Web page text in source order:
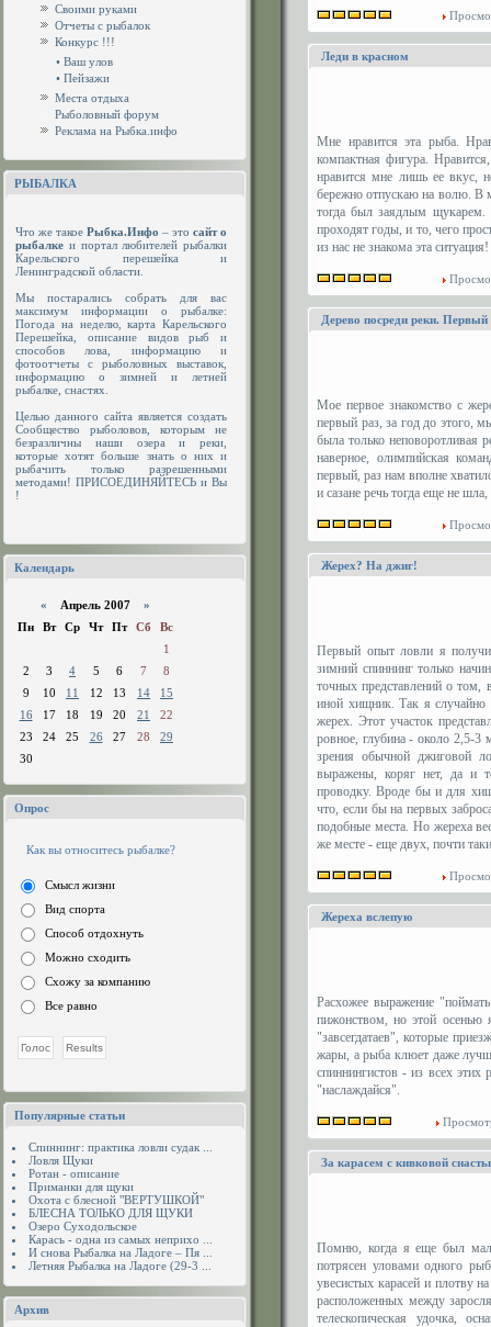
Своими руками
Отчеты с рыбалок
Конкурс !!!
• Ваш улов
• Пейзажи
Места отдыха
Рыболовный форум
Реклама на Рыбка.инфо
РЫБАЛКА
Что же такое Рыбка.Инфо – это сайт о
рыбалке и портал любителей рыбалки
Карельского перешейка и
Ленинградской области.
Мы постарались собрать для вас
максимум информации о рыбалке:
Погода на неделю, карта Карельского
Перешейка, описание видов рыб и
способов лова, информацию и
фотоотчеты с рыболовных выставок,
информацию о зимней и летней
рыбалке, снастях.
Целью данного сайта является создать
Сообщество рыболовов, которым не
безразличны наши озера и реки,
которые хотят больше знать о них и
рыбачить только разрешенными
методами! ПРИСОЕДИНЯЙТЕСЬ и Вы
!
Календарь
« Апрель 2007 »
Пн
Вт Ср Чт Пт Сб
Вс
1
2
3 4 5 6 7
8
9
10 11 12 13 14
15
16
17 18 19 20 21
22
23
24 25 26 27 28
29
30
Опрос
Как вы относитесь рыбалке?
Смысл жизни
Вид спорта
Способ отдохнуть
Можно сходить
Схожу за компанию
Все равно
Популярные статьи
Спиннинг: практика ловли судак ...
Ловля Щуки
Ротан - описание
Приманки для щуки
Охота с блесной "ВЕРТУШКОЙ"
БЛЕСНА ТОЛЬКО ДЛЯ ЩУКИ
Озеро Суходольское
Карась - одна из самых неприхо ...
И снова Рыбалка на Ладоге – Пя ...
Летняя Рыбалка на Ладоге (29-3 ...
Архив
Леди в красном
Мне нравится эта рыба.
компактная фигура.
нравится мне лишь ее вкус,
бережно отпускаю на волю. В
тогда был заядлым щукарем.
проходят годы, и то, чего
из нас не знакома эта ситуация!
Дерево посреди реки. Первый
Мое первое знакомство с
первый раз, за год до этого,
была только неповоротливая
наверное, олимпийская
первый, раз нам вполне
и сазане речь тогда еще не
Жерех? На джиг!
Первый опыт ловли я
зимний спиннинг только
точных представлений о том,
иной хищник. Так я случайно
жерех. Этот участок
ровное, глубина - около 2,5-3
зрения обычной джиговой
выражены, коряг нет, да и
проводку. Вроде бы и для
что, если бы на первых
подобные места. Но жереха
же месте - еще двух, почти
Жереха вслепую
Расхожее выражение
пижонством, но этой осенью
"завсегдатаев", которые
жары, а рыба клюет даже
спиннингистов - из всех этих
"наслаждайся".
За карасем с кивковой
Помню, когда я еще был
потрясен уловами одного
увесистых карасей и плотву
расположенных между
телескопическая удочка,